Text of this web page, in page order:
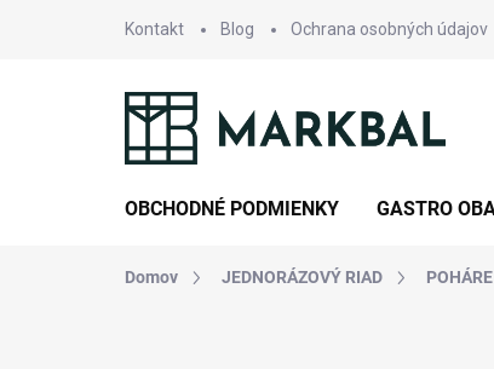
Kontakt Blog Ochrana osobných údajov
OBCHODNÉ PODMIENKY GASTRO
Domov JEDNORÁZOVÝ RIAD